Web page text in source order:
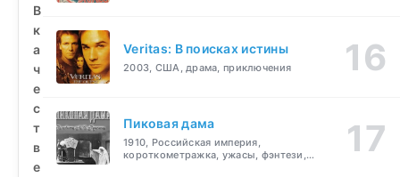
В
к
а
ч
е
с
т
в
е
Veritas: В поисках истины
2003, США, драма, приключения
Пиковая дама
1910, Российская империя,
короткометражка, ужасы, фэнтези,